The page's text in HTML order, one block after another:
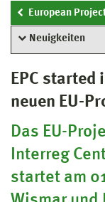
European
Neuigkeiten
EPC
neuen EU-
Das EU-
Interreg
startet am